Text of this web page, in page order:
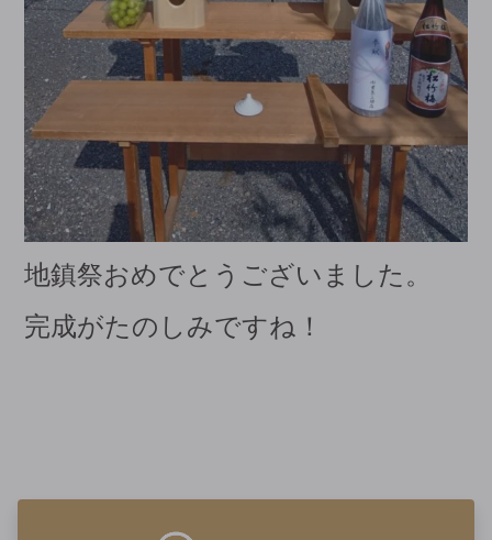
地鎮祭おめでとうございました。
完成がたのしみですね！